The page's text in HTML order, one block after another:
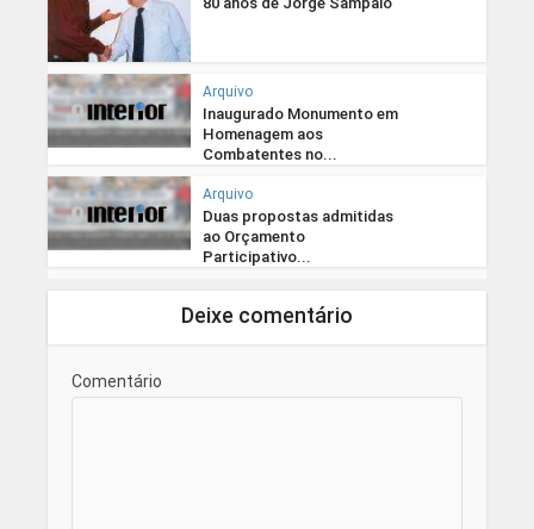
Arquivo
Inaugurado Monumento em
Homenagem aos
Combatentes no...
Arquivo
Duas propostas admitidas
ao Orçamento
Participativo...
Deixe comentário
Comentário